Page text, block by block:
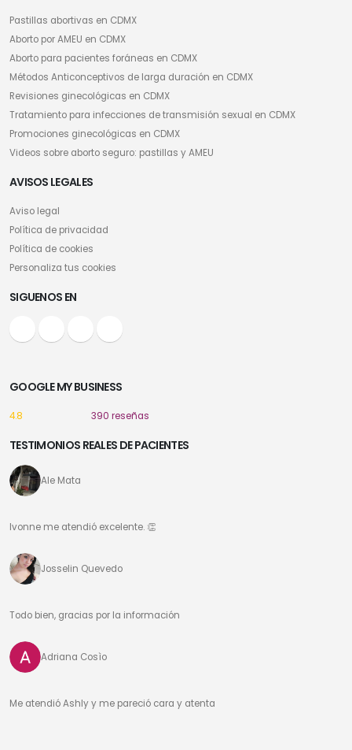
Pastillas abortivas en CDMX
Aborto por AMEU en CDMX
Aborto para pacientes foráneas en CDMX
Métodos Anticonceptivos de larga duración en CDMX
Revisiones ginecológicas en CDMX
Tratamiento para infecciones de transmisión sexual en CDMX
Promociones ginecológicas en CDMX
Videos sobre aborto seguro: pastillas y AMEU
AVISOS LEGALES
Aviso legal
Política de privacidad
Política de cookies
Personaliza tus cookies
SIGUENOS EN
GOOGLE MY BUSINESS
4.8 390 reseñas
TESTIMONIOS REALES DE PACIENTES
Ale Mata
Ivonne me atendió excelente. 👏
Josselin Quevedo
Todo bien, gracias por la información
Adriana Cosìo
Me atendió Ashly y me pareció cara y atenta